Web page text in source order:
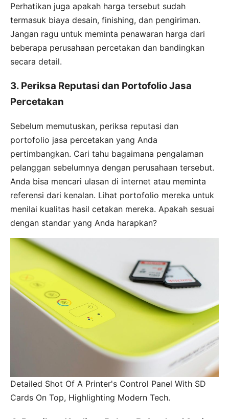
Perhatikan juga apakah harga tersebut sudah
termasuk biaya desain, finishing, dan pengiriman.
Jangan ragu untuk meminta penawaran harga dari
beberapa perusahaan percetakan dan bandingkan
secara detail.
3. Periksa Reputasi dan Portofolio Jasa
Percetakan
Sebelum memutuskan, periksa reputasi dan
portofolio jasa percetakan yang Anda
pertimbangkan. Cari tahu bagaimana pengalaman
pelanggan sebelumnya dengan perusahaan tersebut.
Anda bisa mencari ulasan di internet atau meminta
referensi dari kenalan. Lihat portofolio mereka untuk
menilai kualitas hasil cetakan mereka. Apakah sesuai
dengan standar yang Anda harapkan?
Detailed Shot Of A Printer's Control Panel With SD
Cards On Top, Highlighting Modern Tech.